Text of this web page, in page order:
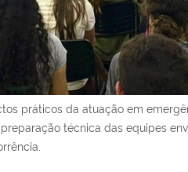
práticos da atuação em
técnica das equipes